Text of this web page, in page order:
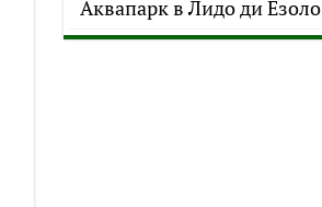
Аквапарк в Лидо ди Езоло